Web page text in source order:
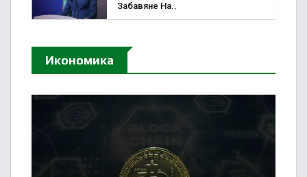
Забавяне На..
Икономика